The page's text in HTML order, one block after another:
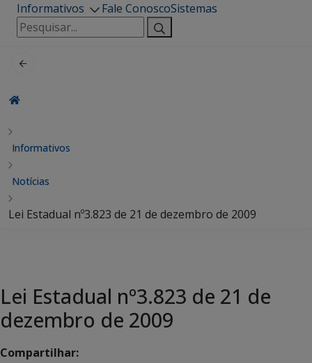
Informativos
Fale ConoscoSistemas
Pesquisar
por:
Informativos
Notícias
Lei Estadual nº3.823 de 21 de dezembro de 2009
Lei Estadual nº3.823 de 21 de
dezembro de 2009
Compartilhar: